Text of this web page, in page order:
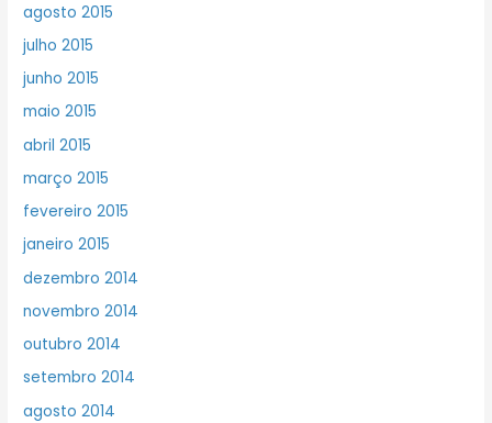
agosto 2015
julho 2015
junho 2015
maio 2015
abril 2015
março 2015
fevereiro 2015
janeiro 2015
dezembro 2014
novembro 2014
outubro 2014
setembro 2014
agosto 2014